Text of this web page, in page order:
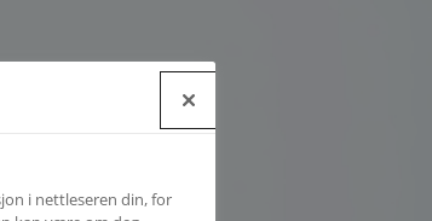
i nettleseren din, for